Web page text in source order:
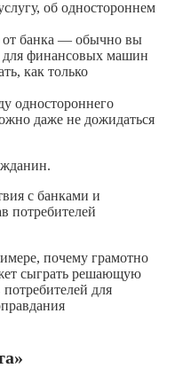
об одностороннем
от банка — обычно вы
для финансовых машин
как только
одностороннего
даже не дожидаться
с банками и
потребителей
почему грамотно
сыграть решающую
для